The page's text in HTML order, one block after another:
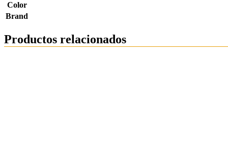
Color
Brand
Productos relacionados